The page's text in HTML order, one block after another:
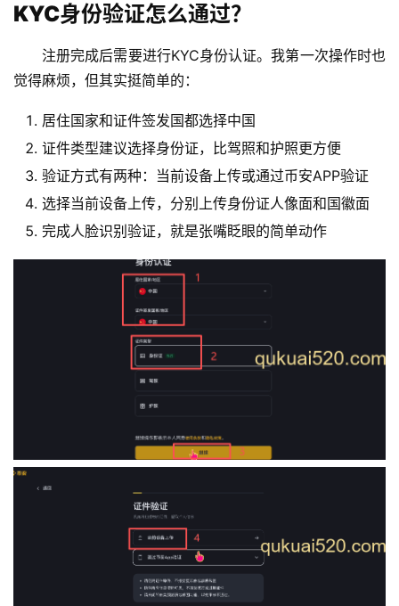
KYC身份验证怎么通过？
注册完成后需要进行KYC身份认证。我第一次操作时也
觉得麻烦，但其实挺简单的：
居住国家和证件签发国都选择中国
证件类型建议选择身份证，比驾照和护照更方便
验证方式有两种：当前设备上传或通过币安APP验证
选择当前设备上传，分别上传身份证人像面和国徽面
完成人脸识别验证，就是张嘴眨眼的简单动作